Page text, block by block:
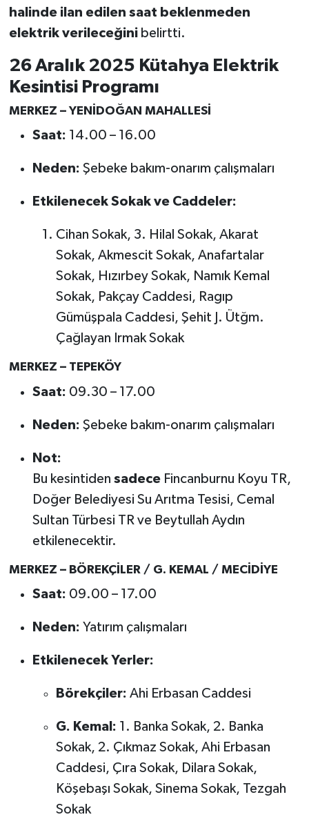
halinde ilan edilen saat beklenmeden
elektrik verileceğinibelirtti.
26 Aralık 2025 Kütahya Elektrik
Kesintisi Programı
MERKEZ – YENİDOĞAN MAHALLESİ
Saat: 14.00 – 16.00
Neden: Şebeke bakım-onarım çalışmaları
Etkilenecek Sokak ve Caddeler:
Cihan Sokak, 3. Hilal Sokak, Akarat
Sokak, Akmescit Sokak, Anafartalar
Sokak, Hızırbey Sokak, Namık Kemal
Sokak, Pakçay Caddesi, Ragıp
Gümüşpala Caddesi, Şehit J. Ütğm.
Çağlayan Irmak Sokak
MERKEZ – TEPEKÖY
Saat: 09.30 – 17.00
Neden: Şebeke bakım-onarım çalışmaları
Not:
Bu kesintiden sadeceFincanburnu Koyu TR,
Doğer Belediyesi Su Arıtma Tesisi, Cemal
Sultan Türbesi TR ve Beytullah Aydın
etkilenecektir.
MERKEZ – BÖREKÇİLER / G. KEMAL / MECİDİYE
Saat: 09.00 – 17.00
Neden: Yatırım çalışmaları
Etkilenecek Yerler:
Börekçiler: Ahi Erbasan Caddesi
G. Kemal: 1. Banka Sokak, 2. Banka
Sokak, 2. Çıkmaz Sokak, Ahi Erbasan
Caddesi, Çıra Sokak, Dilara Sokak,
Köşebaşı Sokak, Sinema Sokak, Tezgah
Sokak
Yaşam